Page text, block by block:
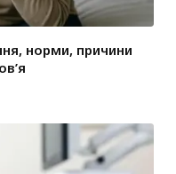
норми, причини